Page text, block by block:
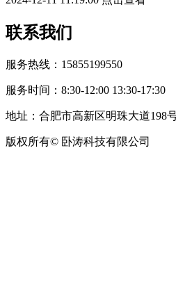
联系我们
服务热线：15855199550
服务时间：8:30-12:00 13:30-17:30
地址：合肥市高新区明珠大道198
版权所有© 卧涛科技有限公司